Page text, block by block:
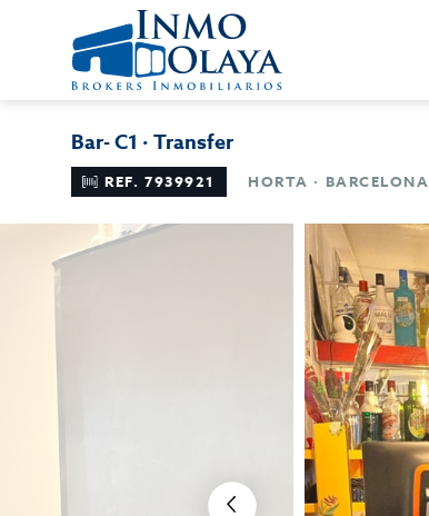
Bar- C1 · Transfer
REF. 7939921 HORTA · BARCELONA